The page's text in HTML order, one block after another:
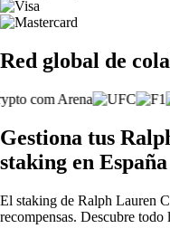
Red global de
Gestiona tus
staking en
El staking de Ralph Lauren
recompensas. Descubre todo